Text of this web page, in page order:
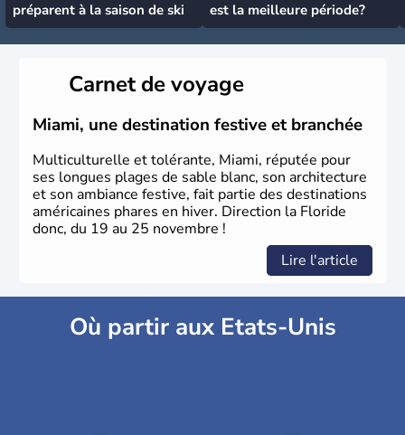
préparent à la saison de ski
est la meilleure période?
Carnet de voyage
Miami, une destination festive et branchée
Multiculturelle et tolérante, Miami, réputée pour
ses longues plages de sable blanc, son architecture
et son ambiance festive, fait partie des destinations
américaines phares en hiver. Direction la Floride
donc, du 19 au 25 novembre !
Lire l'article
Où partir aux Etats-Unis